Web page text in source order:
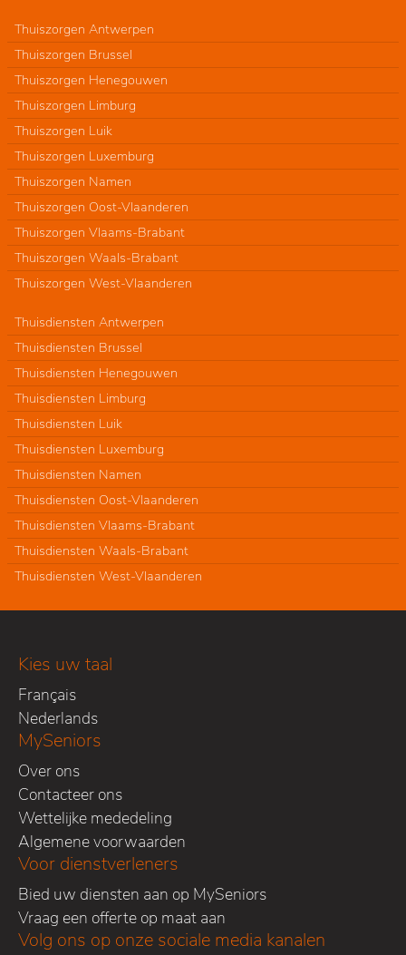
Thuiszorgen Antwerpen
Thuiszorgen Brussel
Thuiszorgen Henegouwen
Thuiszorgen Limburg
Thuiszorgen Luik
Thuiszorgen Luxemburg
Thuiszorgen Namen
Thuiszorgen Oost-Vlaanderen
Thuiszorgen Vlaams-Brabant
Thuiszorgen Waals-Brabant
Thuiszorgen West-Vlaanderen
Thuisdiensten Antwerpen
Thuisdiensten Brussel
Thuisdiensten Henegouwen
Thuisdiensten Limburg
Thuisdiensten Luik
Thuisdiensten Luxemburg
Thuisdiensten Namen
Thuisdiensten Oost-Vlaanderen
Thuisdiensten Vlaams-Brabant
Thuisdiensten Waals-Brabant
Thuisdiensten West-Vlaanderen
Kies uw taal
Français
Nederlands
MySeniors
Over ons
Contacteer ons
Wettelijke mededeling
Algemene voorwaarden
Voor dienstverleners
Bied uw diensten aan op MySeniors
Vraag een offerte op maat aan
Volg ons op onze sociale media kanalen